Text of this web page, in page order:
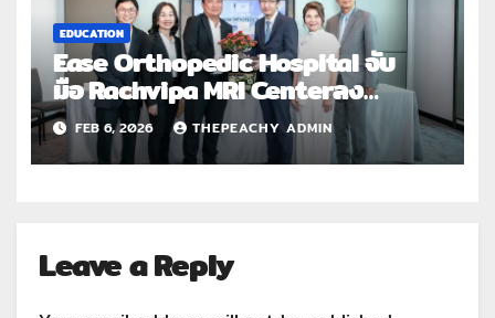
EDUCATION
Ease Orthopedic Hospital จับ
มือ Rachvipa MRI Centerลง
นาม MOU เสริมศักยภาพการวินิจฉัย
และการรักษาโรคกระดูกและข้อยกระ
ดับระบบบริการสุขภาพเฉพาะทางด้วย
FEB 6, 2026 THEPEACHY ADMIN
Leave a Reply